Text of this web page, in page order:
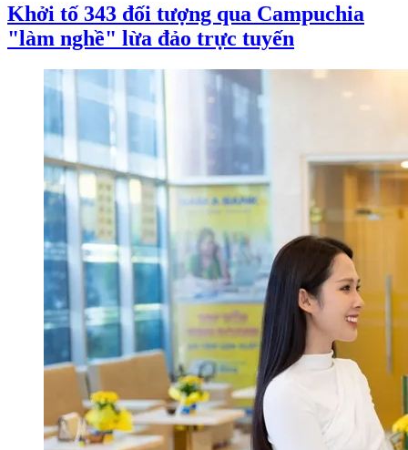
Khởi tố 343 đối tượng qua Campuchia
"làm nghề" lừa đảo trực tuyến